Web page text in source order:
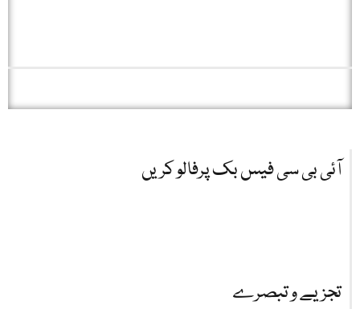
آئی بی سی فیس بک پرفالو کریں
تجزیے و تبصرے